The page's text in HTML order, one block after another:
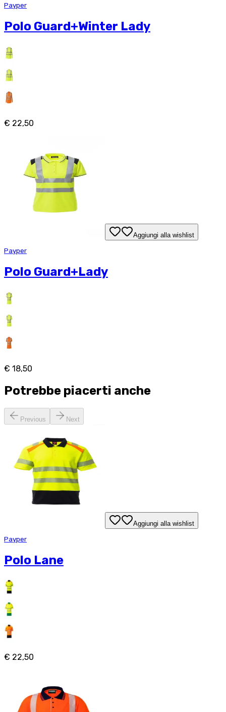
Payper
Polo Guard+Winter Lady
€ 22,50
Aggiungi alla wishlist
Payper
Polo Guard+Lady
€ 18,50
Potrebbe piacerti anche
Previous Next
Aggiungi alla wishlist
Payper
Polo Lane
€ 22,50